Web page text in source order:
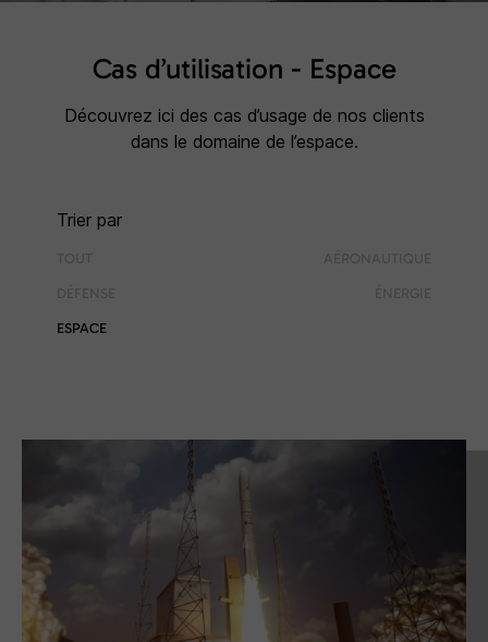
Cas d’utilisation - Espace
Découvrez ici des cas d’usage de nos clients
dans le domaine de l’espace.
Trier par
ESPACE